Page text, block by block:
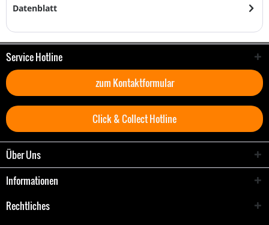
Datenblatt
Service Hotline
zum Kontaktformular
Click & Collect Hotline
Über Uns
Informationen
Rechtliches